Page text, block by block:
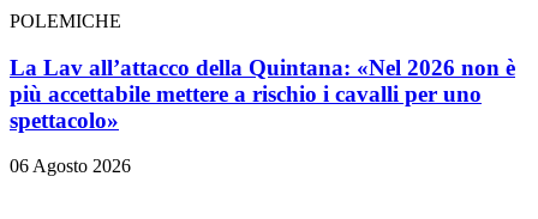
POLEMICHE
La Lav all’attacco della Quintana: «Nel 2026 non è
più accettabile mettere a rischio i cavalli per uno
spettacolo»
06 Agosto 2026